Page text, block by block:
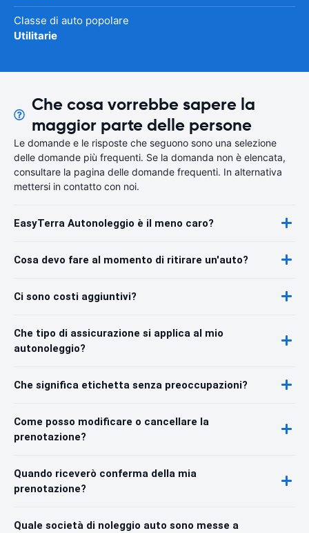
Classe di auto popolare
Utilitarie
Che cosa vorrebbe sapere la
maggior parte delle persone
Le domande e le risposte che seguono sono una selezione
delle domande più frequenti. Se la domanda non è elencata,
consultare la pagina delle domande frequenti. In alternativa
mettersi in contatto con noi.
EasyTerra Autonoleggio è il meno caro?
Cosa devo fare al momento di ritirare un'auto?
Ci sono costi aggiuntivi?
Che tipo di assicurazione si applica al mio
autonoleggio?
Che significa etichetta senza preoccupazioni?
Come posso modificare o cancellare la
prenotazione?
Quando riceverò conferma della mia
prenotazione?
Quale società di noleggio auto sono messe a